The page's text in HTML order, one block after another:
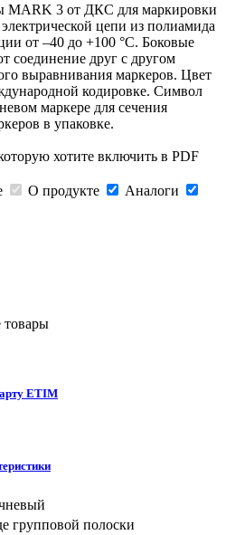
MARK 3 от ДКС для маркировки
цепи из полиамида
от –40 до +100 °С. Боковые
друг с другом
выравнивания маркеров. Цвет
кодировке. Символ
маркере для сечения
в упаковке.
хотите включить в PDF
О продукте
Аналоги
товары
ETIM
групповой полоски